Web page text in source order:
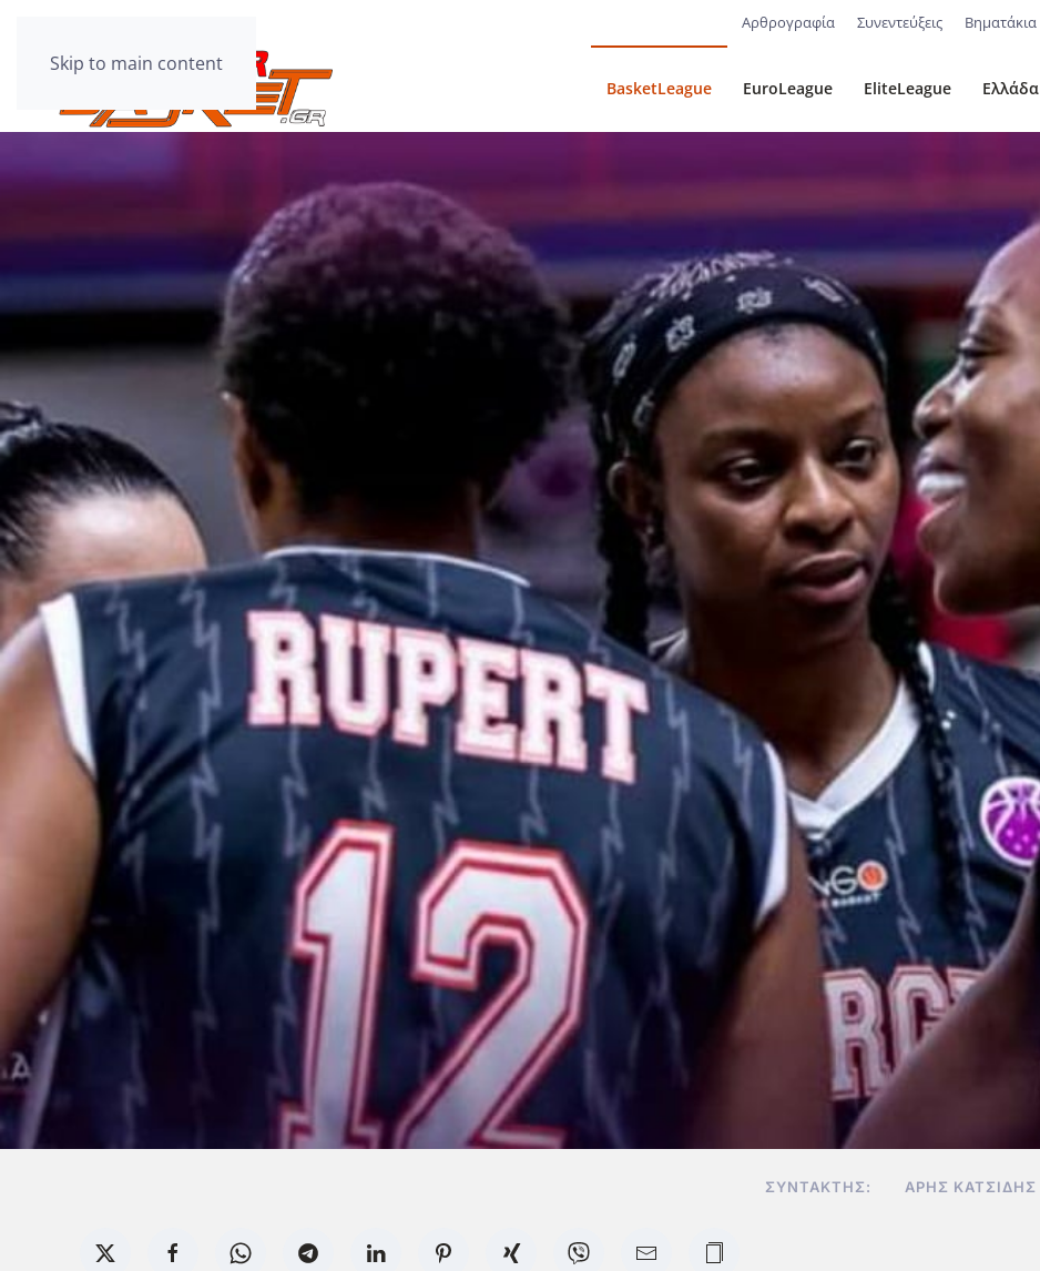
Skip to main content
Αρθρογραφία Συνεντεύξεις Βηματάκια
BasketLeague EuroLeague EliteLeague Ελλάδα
ΣΥΝΤΆΚΤΗΣ: ΆΡΗΣ ΚΑΤΣΊΔΗΣ